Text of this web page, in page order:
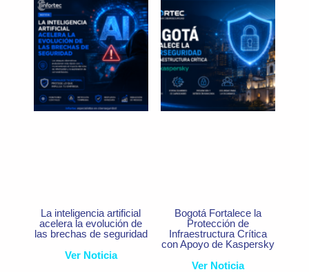
La inteligencia artificial
acelera la evolución de
las brechas de seguridad
Ver Noticia
Bogotá Fortalece la
Protección de
Infraestructura Crítica
con Apoyo de Kaspersky
Ver Noticia